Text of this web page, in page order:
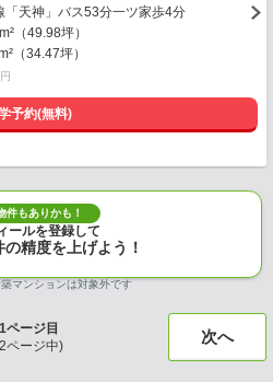
「天神」バス53分一ツ家歩4分
（49.98坪）
（34.47坪）
予約(無料)
件もありかも！
ールを登録して
精度を上げよう！
マンションは対象外です
1ページ目
ページ中) 次へ